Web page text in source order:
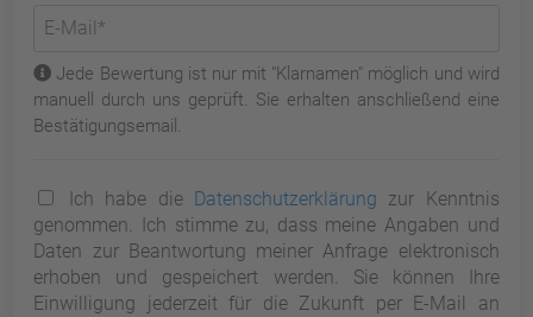
Jede Bewertung ist nur mit "Klarnamen" möglich und wird
manuell durch uns geprüft. Sie erhalten anschließend eine
Bestätigungsemail.
Ich habe die Datenschutzerklärung zur Kenntnis
genommen. Ich stimme zu, dass meine Angaben und
Daten zur Beantwortung meiner Anfrage elektronisch
erhoben und gespeichert werden. Sie können Ihre
Einwilligung jederzeit für die Zukunft per E-Mail an